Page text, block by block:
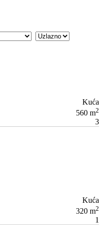
Kuća
560 m2
3
Kuća
320 m2
1